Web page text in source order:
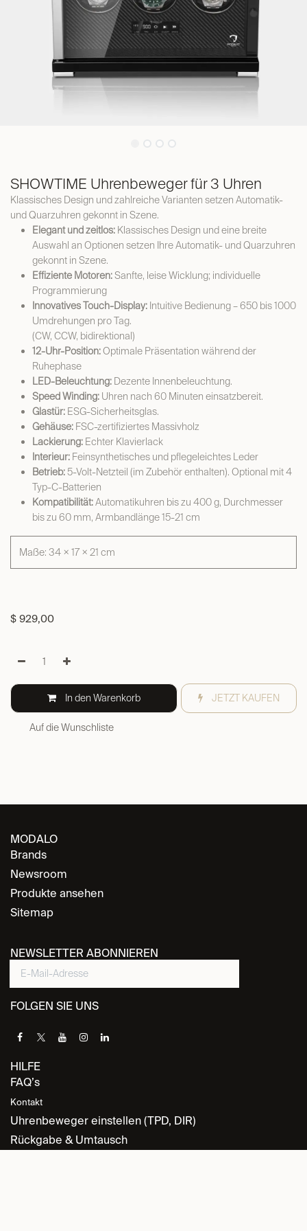
SHOWTIME Uhrenbeweger für 3 Uhren
Klassisches Design und zahlreiche Varianten setzen Automatik-
und Quarzuhren gekonnt in Szene.
Elegant und zeitlos: Klassisches Design und eine breite
Auswahl an Optionen setzen Ihre Automatik- und Quarzuhren
gekonnt in Szene.
Effiziente Motoren:Sanfte, leise Wicklung; individuelle
Programmierung
Innovatives Touch-Display: Intuitive Bedienung – 650 bis 1000
Umdrehungen pro Tag.
(CW, CCW, bidirektional)
12-Uhr-Position:Optimale Präsentation während der
Ruhephase
LED-Beleuchtung: Dezente Innenbeleuchtung.
Speed Winding: Uhren nach 60 Minuten einsatzbereit.
Glastür: ESG-Sicherheitsglas.
Gehäuse: FSC-zertifiziertes Massivholz
Lackierung: Echter Klavierlack
Interieur: Feinsynthetisches und pflegeleichtes Leder
Betrieb:5-Volt-Netzteil (im Zubehör enthalten). Optional mit 4
Typ-C-Batterien
Kompatibilität:Automatikuhren bis zu 400 g, Durchmesser
bis zu 60 mm, Armbandlänge 15-21 cm
Maße: 34 × 17 × 21 cm
$ 929,00
In den Warenkorb JETZT KAUFEN
Auf die Wunschliste
MODALO
Brands
Newsroom
Produkte ansehen
Sitemap
NEWSLETTER ABONNIEREN
FOLGEN SIE UNS
HILFE
FAQ’s
Kontakt
Uhrenbeweger einstellen (TPD, DIR)
Rückgabe & Umtausch